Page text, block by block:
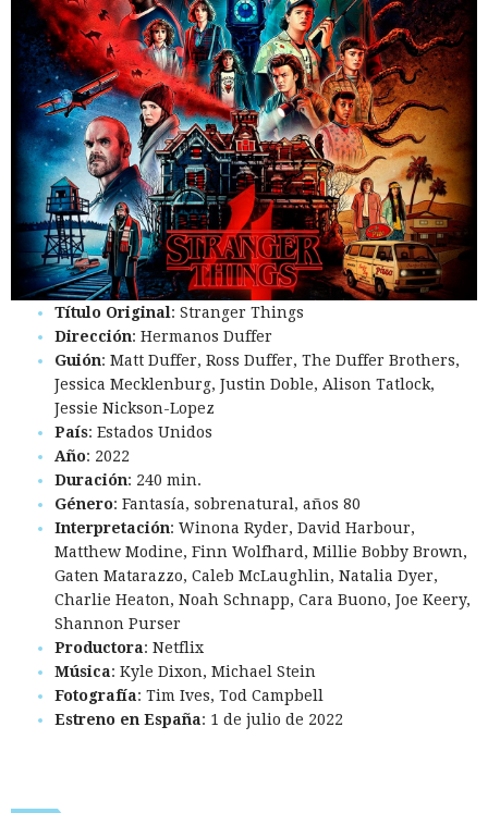
Título Original: Stranger Things
Dirección: Hermanos Duffer
Guión: Matt Duffer, Ross Duffer, The Duffer Brothers,
Jessica Mecklenburg, Justin Doble, Alison Tatlock,
Jessie Nickson-Lopez
País: Estados Unidos
Año: 2022
Duración: 240 min.
Género: Fantasía, sobrenatural, años 80
Interpretación: Winona Ryder, David Harbour,
Matthew Modine, Finn Wolfhard, Millie Bobby Brown,
Gaten Matarazzo, Caleb McLaughlin, Natalia Dyer,
Charlie Heaton, Noah Schnapp, Cara Buono, Joe Keery,
Shannon Purser
Productora: Netflix
Música: Kyle Dixon, Michael Stein
Fotografía: Tim Ives, Tod Campbell
Estreno en España: 1 de julio de 2022